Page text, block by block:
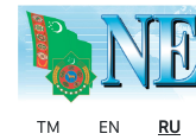
TM EN RU